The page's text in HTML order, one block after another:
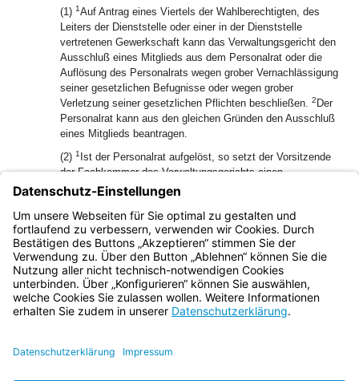
(1) 1Auf Antrag eines Viertels der Wahlberechtigten, des
Leiters der Dienststelle oder einer in der Dienststelle
vertretenen Gewerkschaft kann das Verwaltungsgericht den
Ausschluß eines Mitglieds aus dem Personalrat oder die
Auflösung des Personalrats wegen grober Vernachlässigung
seiner gesetzlichen Befugnisse oder wegen grober
Verletzung seiner gesetzlichen Pflichten beschließen. 2 Der
Personalrat kann aus den gleichen Gründen den Ausschluß
eines Mitglieds beantragen.
(2) 1 Ist der Personalrat aufgelöst, so setzt der Vorsitzende
der Fachkammer des Verwaltungsgerichts einen
Wahlvorstand ein. Dieser hat unverzüglich eine Neuwahl
3
Bis zur Neuwahl nimmt der Wahlvorstand die
dem Personalrat nach diesem Gesetz zustehenden
Befugnisse und Pflichten wahr.
Bayern.de
BayernPortal
Impressum